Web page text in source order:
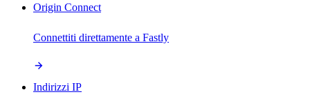
Origin Connect
Connettiti direttamente a Fastly
Indirizzi IP